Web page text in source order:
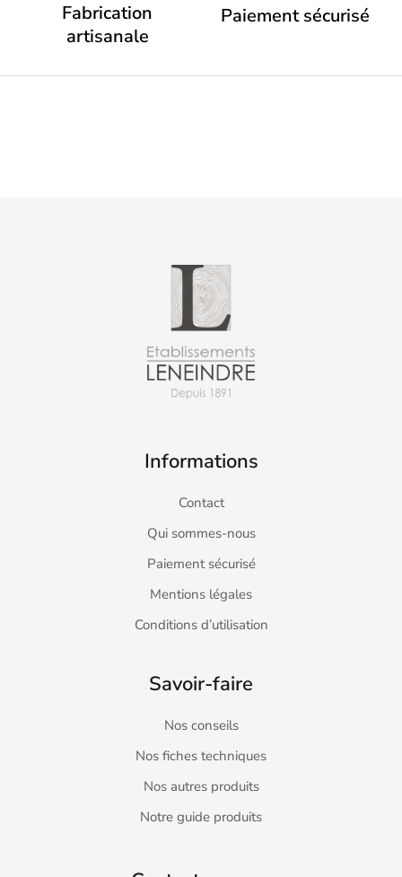
Fabrication
artisanale
Paiement sécurisé
Informations
Contact
Qui sommes-nous
Paiement sécurisé
Mentions légales
Conditions d’utilisation
Savoir-faire
Nos conseils
Nos fiches techniques
Nos autres produits
Notre guide produits